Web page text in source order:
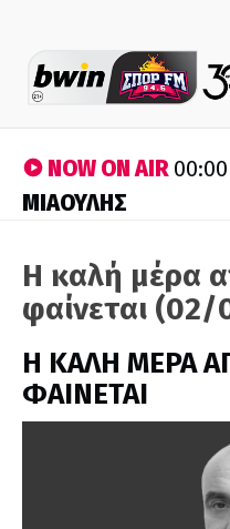
NOW ON AIR
ΜΙΑΟΥΛΗΣ
Η καλή μέρα
φαίνεται
H ΚΑΛΗ ΜΕΡΑ
ΦΑΙΝΕΤΑΙ